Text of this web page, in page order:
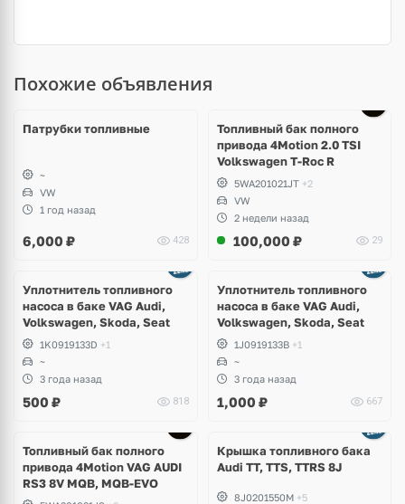
Похожие объявления
Патрубки топливные
~
VW
1 год назад
6,000 ₽ 428
Топливный бак полного
привода 4Motion 2.0 TSI
Volkswagen T-Roc R
5WA201021JT +2
VW
2 недели назад
100,000 ₽ 29
Уплотнитель топливного
насоса в баке VAG Audi,
Volkswagen, Skoda, Seat
1K0919133D +1
~
3 года назад
500 ₽ 818
Уплотнитель топливного
насоса в баке VAG Audi,
Volkswagen, Skoda, Seat
1J0919133B +1
~
3 года назад
1,000 ₽ 667
Топливный бак полного
привода 4Motion VAG AUDI
RS3 8V MQB, MQB-EVO
Крышка топливного бака
Audi TT, TTS, TTRS 8J
8J0201550M +5